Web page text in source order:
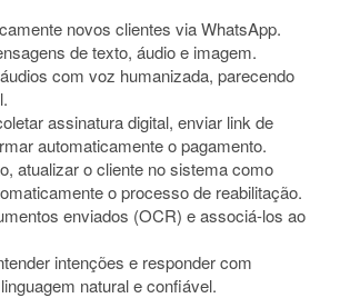
novos clientes via WhatsApp.
de texto, áudio e imagem.
com voz humanizada, parecendo
assinatura digital, enviar link de
automaticamente o pagamento.
atualizar o cliente no sistema como
o processo de reabilitação.
enviados (OCR) e associá-los ao
intenções e responder com
natural e confiável.